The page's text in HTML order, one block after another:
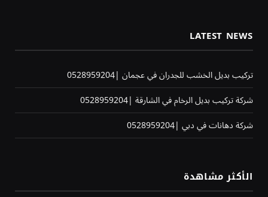
LATEST NEWS
تركيب بديل الخشب للجدران في عجمان |0528959204
شركة تركيب بديل الرخام في الشارقة |0528959204
شركة دهانات في دبي |0528959204
الأكثر مشاهدة